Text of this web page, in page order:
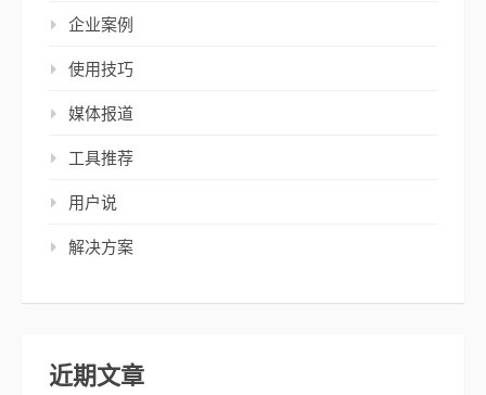
企业案例
使用技巧
媒体报道
工具推荐
用户说
解决方案
近期文章